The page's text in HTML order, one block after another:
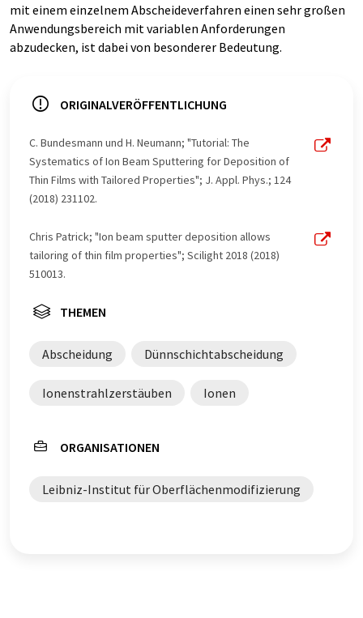
mit einem einzelnem Abscheideverfahren einen sehr großen
Anwendungsbereich mit variablen Anforderungen
abzudecken, ist dabei von besonderer Bedeutung.
ORIGINALVERÖFFENTLICHUNG
C. Bundesmann und H. Neumann; "Tutorial: The
Systematics of Ion Beam Sputtering for Deposition of
Thin Films with Tailored Properties"; J. Appl. Phys.; 124
(2018) 231102.
Chris Patrick; "Ion beam sputter deposition allows
tailoring of thin film properties"; Scilight 2018 (2018)
510013.
THEMEN
Abscheidung Dünnschichtabscheidung
Ionenstrahlzerstäuben Ionen
ORGANISATIONEN
Leibniz-Institut für Oberflächenmodifizierung